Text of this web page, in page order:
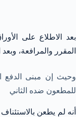
بعد الاطلاع على
المقرر والمرافعة، وبعد
وحيث إن مبنى الدفع
للمطعون ضده الثاني
أنه لم يطعن